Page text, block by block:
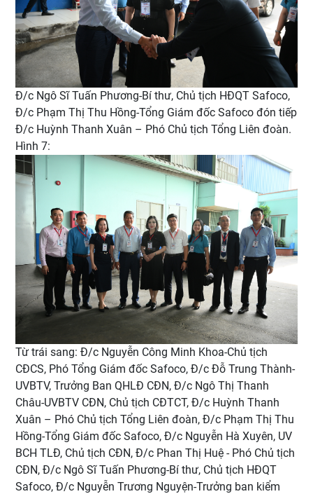
Đ/c Ngô Sĩ Tuấn Phương-Bí thư, Chủ tịch HĐQT Safoco,
Đ/c Phạm Thị Thu Hồng-Tổng Giám đốc Safoco đón tiếp
Đ/c Huỳnh Thanh Xuân – Phó Chủ tịch Tổng Liên đoàn.
Hình 7:
Từ trái sang: Đ/c Nguyễn Công Minh Khoa-Chủ tịch
CĐCS, Phó Tổng Giám đốc Safoco, Đ/c Đỗ Trung Thành-
UVBTV, Trưởng Ban QHLĐ CĐN, Đ/c Ngô Thị Thanh
Châu-UVBTV CĐN, Chủ tịch CĐTCT, Đ/c Huỳnh Thanh
Xuân – Phó Chủ tịch Tổng Liên đoàn, Đ/c Phạm Thị Thu
Hồng-Tổng Giám đốc Safoco, Đ/c Nguyễn Hà Xuyên, UV
BCH TLĐ, Chủ tịch CĐN, Đ/c Phan Thị Huệ - Phó Chủ tịch
CĐN, Đ/c Ngô Sĩ Tuấn Phương-Bí thư, Chủ tịch HĐQT
Safoco, Đ/c Nguyễn Trương Nguyện-Trưởng ban kiểm